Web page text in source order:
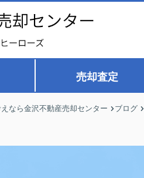
売却査定
なら金沢不動産売却センター ブログ